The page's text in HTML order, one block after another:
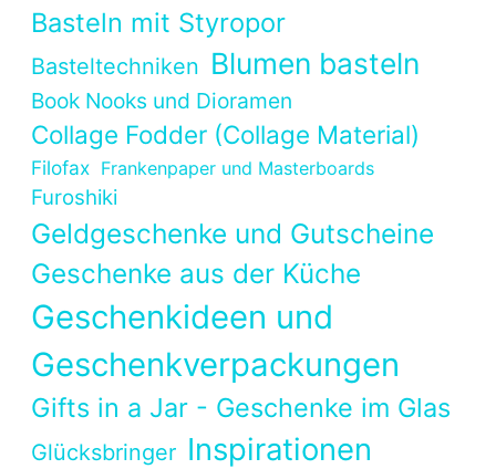
Basteln mit Styropor
Basteltechniken Blumen basteln
Book Nooks und Dioramen
Collage Fodder (Collage Material)
Filofax Frankenpaper und Masterboards
Furoshiki
Geldgeschenke und Gutscheine
Geschenke aus der Küche
Geschenkideen und
Geschenkverpackungen
Gifts in a Jar - Geschenke im Glas
Glücksbringer Inspirationen